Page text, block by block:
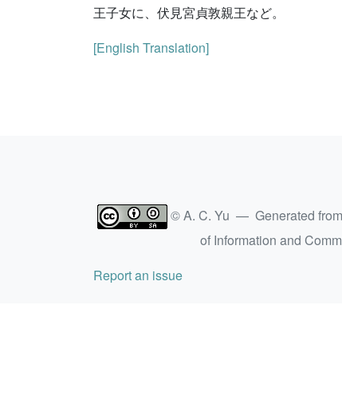
王子女に、伏見宮貞敦親王など。
[English Translation]
© A. C. Yu — Generated
of Information and
Report an issue